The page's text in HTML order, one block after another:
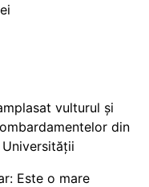
vulturul și
din
Este o mare